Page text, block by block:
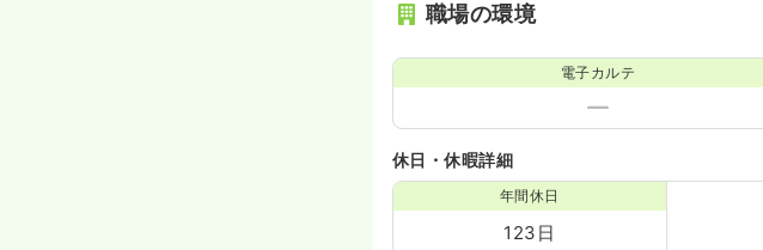
職場の環境
電子カルテ
休日・休暇詳細
年間休日
123日